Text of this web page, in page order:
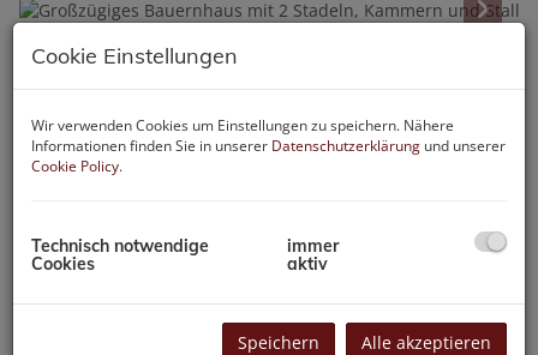
VIENDORF/ Göllersdorf
Diese großzügige Liegenschaft mit einer Gesamtgrundfläche
Stadeln sowie einen Grüngarten im rückwertigen Bereich.
Dieses charmante Bauernhaus bietet auf etwa 110 m²
Ideal für Familien und alle, die das besondere Flair eines
Cookie Einstellungen
Wir verwenden Cookies um Einstellungen zu speichern. Nähere
Informationen finden Sie in unserer Datenschutzerklärung und unserer
Cookie Policy.
Technisch notwendige
Cookies
immer
aktiv
Speichern Alle akzeptieren